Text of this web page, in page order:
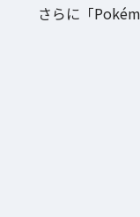
さらに「